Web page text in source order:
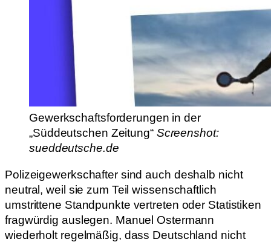
Gewerkschaftsforderungen in der
„Süddeutschen Zeitung“ Screenshot:
sueddeutsche.de
Polizeigewerkschafter sind auch deshalb nicht
neutral, weil sie zum Teil wissenschaftlich
umstrittene Standpunkte vertreten oder Statistiken
fragwürdig auslegen. Manuel Ostermann
wiederholt regelmäßig, dass Deutschland nicht